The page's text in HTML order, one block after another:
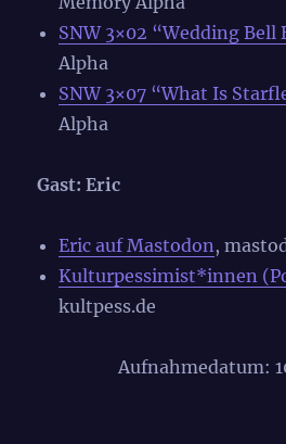
SNW 3×02 “Wedding Bell
Alpha
SNW 3×07 “What Is
Alpha
Gast: Eric
Eric auf Mastodon,
Kulturpessimist*innen
kultpess.de
Aufnahmedatum: